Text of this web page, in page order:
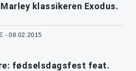
klassikeren Exodus.
- 08.02.2015
fødselsdagsfest feat.